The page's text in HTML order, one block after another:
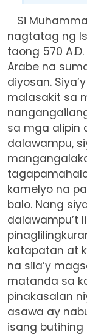
Si
nagtatag ng
taong 570
Arabe na
diyosan.
malasakit sa
sa mga alipin
dalawampu,
kamelyo na
balo. Nang
dalawampu’t
katapatan at
na sila’y
matanda sa
pinakasalan
asawa ay
isang butihing